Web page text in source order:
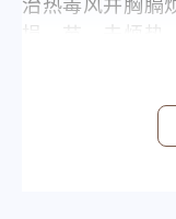
治热毒风并胸膈
《本草纲目拾遗》
清火、疏风、豁